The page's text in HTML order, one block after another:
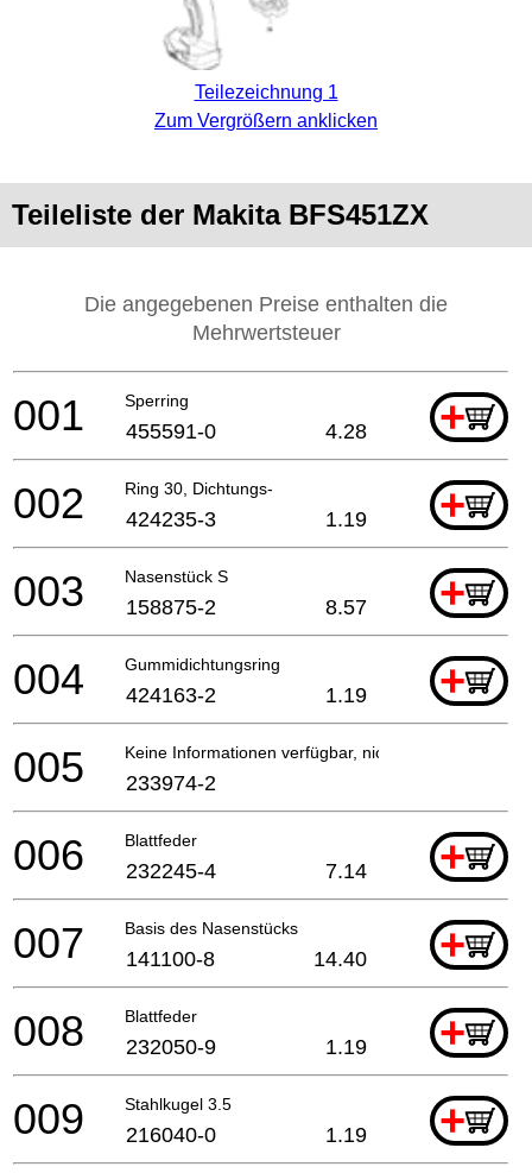
Teilezeichnung 1
Zum Vergrößern anklicken
Teileliste der Makita BFS451ZX
Die angegebenen Preise enthalten die
Mehrwertsteuer
Sperring +
001 455591-0 4.28
Ring 30, Dichtungs- +
002 424235-3 1.19
Nasenstück S +
003 158875-2 8.57
Gummidichtungsring +
004 424163-2 1.19
Keine Informationen verfügbar, nicht bestellbar
005 233974-2
Blattfeder +
006 232245-4 7.14
Basis des Nasenstücks +
007 141100-8 14.40
Blattfeder +
008 232050-9 1.19
Stahlkugel 3.5 +
009 216040-0 1.19